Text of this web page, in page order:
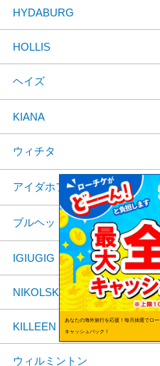
HYDABURG
HOLLIS
ヘイズ
KIANA
ウィチタ
アイダホフォールズ
ブルヘッドシティ
IGIUGIG
NIKOLSKI
KILLEEN
ウィルミントン
あなたの海外旅行を応援！毎月抽選でロ
キャッシュバック！